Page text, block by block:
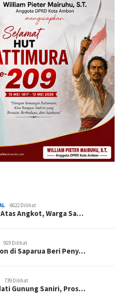
6622 Dilihat
Angkot, Warga Sa…
919 Dilihat
di Saparua Beri Peny…
739 Dilihat
Gunung Saniri, Pros…